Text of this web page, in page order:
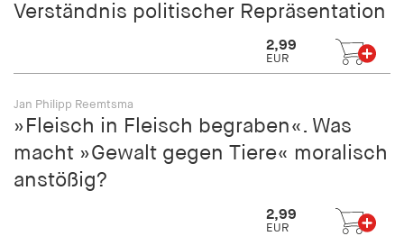
Verständnis politischer Repräsentation
2,99
EUR
Jan Philipp Reemtsma
»Fleisch in Fleisch begraben«. Was
macht »Gewalt gegen Tiere« moralisch
anstößig?
2,99
EUR